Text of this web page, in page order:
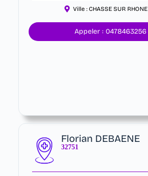
Ville : CHASSE SUR RHONE
Appeler : 0478463256
Florian DEBAENE
32751